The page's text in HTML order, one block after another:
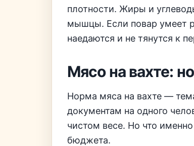
плотности. Жиры и
мышцы. Если повар умеет
наедаются и не тянутся к
Мясо на вахте:
Норма мяса на вахте —
документам на одного
чистом весе. Но что
бюджета.